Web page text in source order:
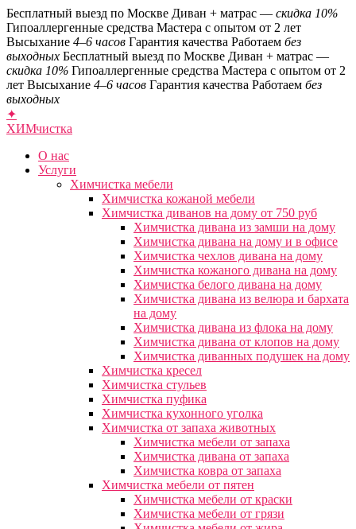
Бесплатный выезд по Москве Диван + матрас — скидка 10%
Гипоаллергенные средства Мастера с опытом от 2 лет
Высыхание 4–6 часов Гарантия качества Работаем без
выходных Бесплатный выезд по Москве Диван + матрас —
скидка 10% Гипоаллергенные средства Мастера с опытом от 2
лет Высыхание 4–6 часов Гарантия качества Работаем без
выходных
✦
ХИМчистка
О нас
Услуги
Химчистка мебели
Химчистка кожаной мебели
Химчистка диванов на дому от 750 руб
Химчистка дивана из замши на дому
Химчистка дивана на дому и в офисе
Химчистка чехлов дивана на дому
Химчистка кожаного дивана на дому
Химчистка белого дивана на дому
Химчистка дивана из велюра и бархата
на дому
Химчистка дивана из флока на дому
Химчистка дивана от клопов на дому
Химчистка диванных подушек на дому
Химчистка кресел
Химчистка стульев
Химчистка пуфика
Химчистка кухонного уголка
Химчистка от запаха животных
Химчистка мебели от запаха
Химчистка дивана от запаха
Химчистка ковра от запаха
Химчистка мебели от пятен
Химчистка мебели от краски
Химчистка мебели от грязи